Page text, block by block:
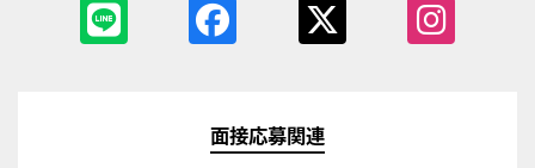
面接応募関連